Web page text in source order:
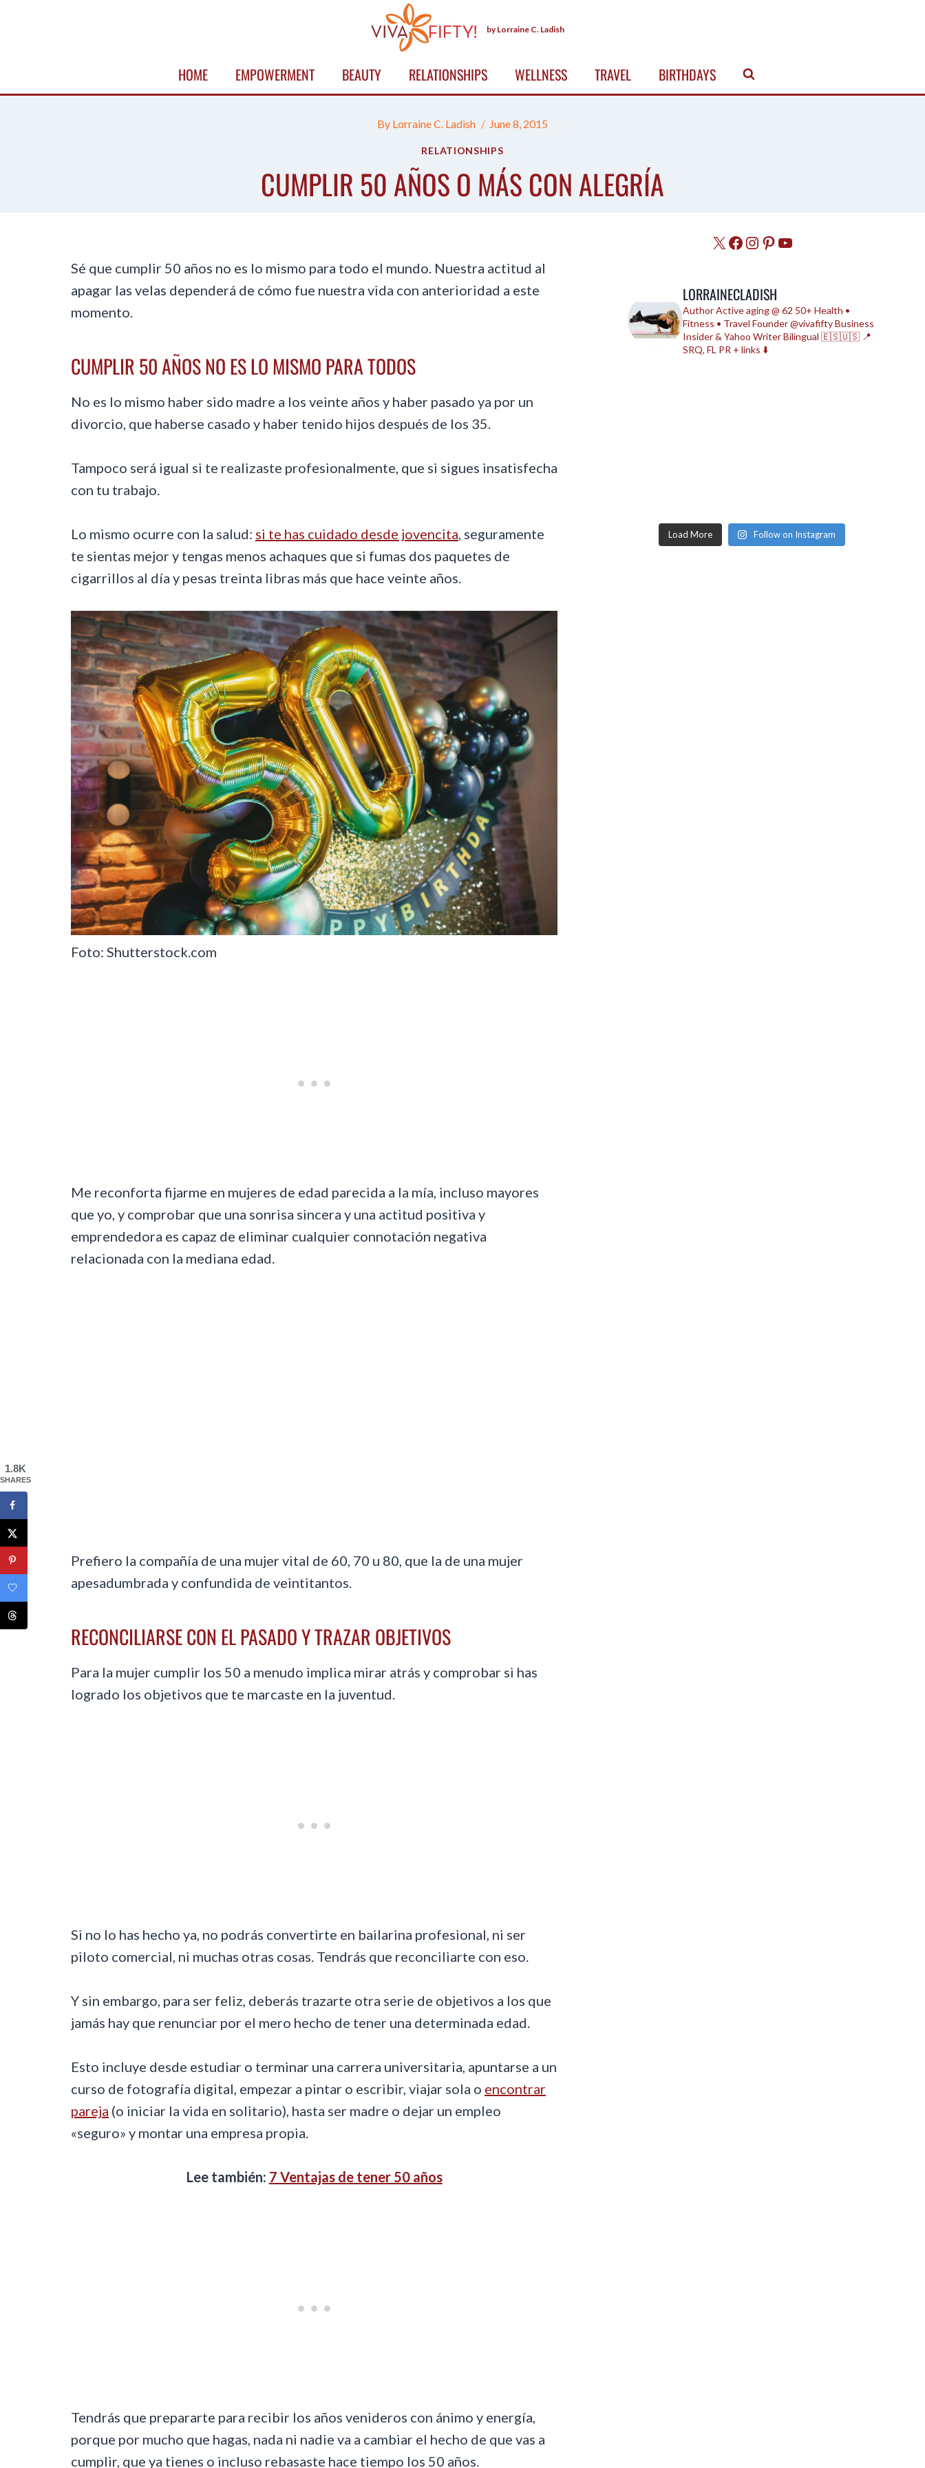
by Lorraine C. Ladish
HOME EMPOWERMENT BEAUTY RELATIONSHIPS WELLNESS TRAVEL BIRTHDAYS
By Lorraine C. Ladish June 8, 2015
RELATIONSHIPS
CUMPLIR 50 AÑOS O MÁS CON ALEGRÍA
Sé que cumplir 50 años no es lo mismo para todo el mundo. Nuestra actitud al
apagar las velas dependerá de cómo fue nuestra vida con anterioridad a este
momento.
CUMPLIR 50 AÑOS NO ES LO MISMO PARA TODOS
No es lo mismo haber sido madre a los veinte años y haber pasado ya por un
divorcio, que haberse casado y haber tenido hijos después de los 35.
Tampoco será igual si te realizaste profesionalmente, que si sigues insatisfecha
con tu trabajo.
Lo mismo ocurre con la salud: si te has cuidado desde jovencita, seguramente
te sientas mejor y tengas menos achaques que si fumas dos paquetes de
cigarrillos al día y pesas treinta libras más que hace veinte años.
Foto: Shutterstock.com
Me reconforta fijarme en mujeres de edad parecida a la mía, incluso mayores
que yo, y comprobar que una sonrisa sincera y una actitud positiva y
emprendedora es capaz de eliminar cualquier connotación negativa
relacionada con la mediana edad.
Prefiero la compañía de una mujer vital de 60, 70 u 80, que la de una mujer
apesadumbrada y confundida de veintitantos.
RECONCILIARSE CON EL PASADO Y TRAZAR OBJETIVOS
Para la mujer cumplir los 50 a menudo implica mirar atrás y comprobar si has
logrado los objetivos que te marcaste en la juventud.
Si no lo has hecho ya, no podrás convertirte en bailarina profesional, ni ser
piloto comercial, ni muchas otras cosas. Tendrás que reconciliarte con eso.
Y sin embargo, para ser feliz, deberás trazarte otra serie de objetivos a los que
jamás hay que renunciar por el mero hecho de tener una determinada edad.
Esto incluye desde estudiar o terminar una carrera universitaria, apuntarse a un
curso de fotografía digital, empezar a pintar o escribir, viajar sola o encontrar
pareja (o iniciar la vida en solitario), hasta ser madre o dejar un empleo
«seguro» y montar una empresa propia.
Lee también: 7 Ventajas de tener 50 años
Tendrás que prepararte para recibir los años venideros con ánimo y energía,
porque por mucho que hagas, nada ni nadie va a cambiar el hecho de que vas a
cumplir, que ya tienes o incluso rebasaste hace tiempo los 50 años.
X Facebook
Instagram
Pinterest
YouTube
LORRAINECLADISH
AuthorActive aging @ 62 50+ Health •
Fitness • TravelFounder @vivafiftyBusiness
Insider & Yahoo WriterBilingual 🇪🇸🇺🇸 📍
SRQ, FL PR + links ⬇️
Load More Follow on Instagram
1.8K
SHARES